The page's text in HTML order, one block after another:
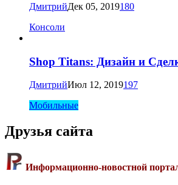
ДмитрийДек 05, 2019180
Консоли
Shop Titans: Дизайн и
ДмитрийИюл 12, 2019197
Мобильные
Друзья сайта
Информационно-новостной